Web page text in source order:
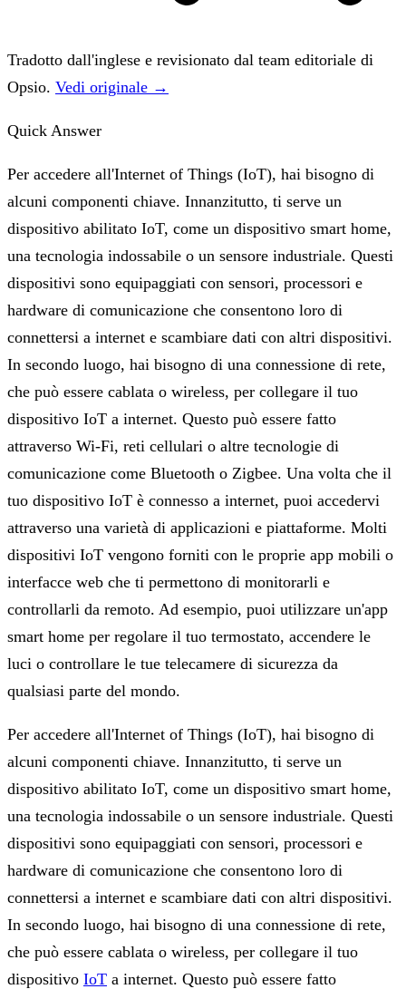
Tradotto dall'inglese e revisionato dal team editoriale di
Opsio. Vedi originale →
Quick Answer
Per accedere all'Internet of Things (IoT), hai bisogno di
alcuni componenti chiave. Innanzitutto, ti serve un
dispositivo abilitato IoT, come un dispositivo smart home,
una tecnologia indossabile o un sensore industriale. Questi
dispositivi sono equipaggiati con sensori, processori e
hardware di comunicazione che consentono loro di
connettersi a internet e scambiare dati con altri dispositivi.
In secondo luogo, hai bisogno di una connessione di rete,
che può essere cablata o wireless, per collegare il tuo
dispositivo IoT a internet. Questo può essere fatto
attraverso Wi-Fi, reti cellulari o altre tecnologie di
comunicazione come Bluetooth o Zigbee. Una volta che il
tuo dispositivo IoT è connesso a internet, puoi accedervi
attraverso una varietà di applicazioni e piattaforme. Molti
dispositivi IoT vengono forniti con le proprie app mobili o
interfacce web che ti permettono di monitorarli e
controllarli da remoto. Ad esempio, puoi utilizzare un'app
smart home per regolare il tuo termostato, accendere le
luci o controllare le tue telecamere di sicurezza da
qualsiasi parte del mondo.
Per accedere all'Internet of Things (IoT), hai bisogno di
alcuni componenti chiave. Innanzitutto, ti serve un
dispositivo abilitato IoT, come un dispositivo smart home,
una tecnologia indossabile o un sensore industriale. Questi
dispositivi sono equipaggiati con sensori, processori e
hardware di comunicazione che consentono loro di
connettersi a internet e scambiare dati con altri dispositivi.
In secondo luogo, hai bisogno di una connessione di rete,
che può essere cablata o wireless, per collegare il tuo
dispositivo IoT a internet. Questo può essere fatto